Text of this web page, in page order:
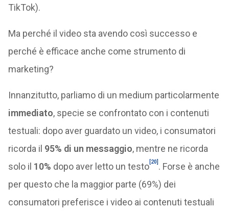
TikTok).
Ma perché il video sta avendo così successo e
perché è efficace anche come strumento di
marketing?
Innanzitutto, parliamo di un medium particolarmente
immediato, specie se confrontato con i contenuti
testuali: dopo aver guardato un video, i consumatori
ricorda il 95% di un messaggio, mentre ne ricorda
solo il 10% dopo aver letto un testo[20] . Forse è anche
per questo che la maggior parte (69%) dei
consumatori preferisce i video ai contenuti testuali